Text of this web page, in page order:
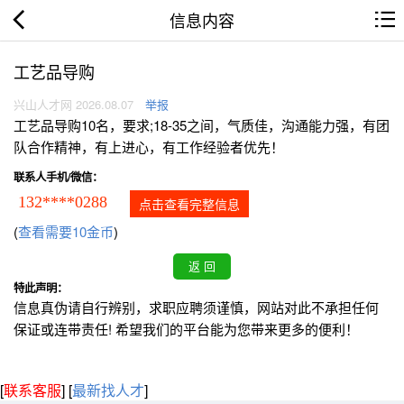
信息内容
工艺品导购
兴山人才网 2026.08.07 举报
工艺品导购10名，要求;18-35之间，气质佳，沟通能力强，有团
队合作精神，有上进心，有工作经验者优先！
联系人手机/微信：
132****0288 点击查看完整信息
(查看需要10金币)
特此声明：
信息真伪请自行辨别，求职应聘须谨慎，网站对此不承担任何
保证或连带责任! 希望我们的平台能为您带来更多的便利！
[联系客服] [最新找人才]